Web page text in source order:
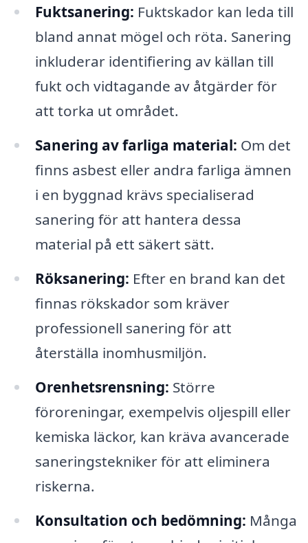
Fuktsanering: Fuktskador kan leda till
bland annat mögel och röta. Sanering
inkluderar identifiering av källan till
fukt och vidtagande av åtgärder för
att torka ut området.
Sanering av farliga material: Om det
finns asbest eller andra farliga ämnen
i en byggnad krävs specialiserad
sanering för att hantera dessa
material på ett säkert sätt.
Röksanering: Efter en brand kan det
finnas rökskador som kräver
professionell sanering för att
återställa inomhusmiljön.
Orenhetsrensning: Större
föroreningar, exempelvis oljespill eller
kemiska läckor, kan kräva avancerade
saneringstekniker för att eliminera
riskerna.
Konsultation och bedömning: Många